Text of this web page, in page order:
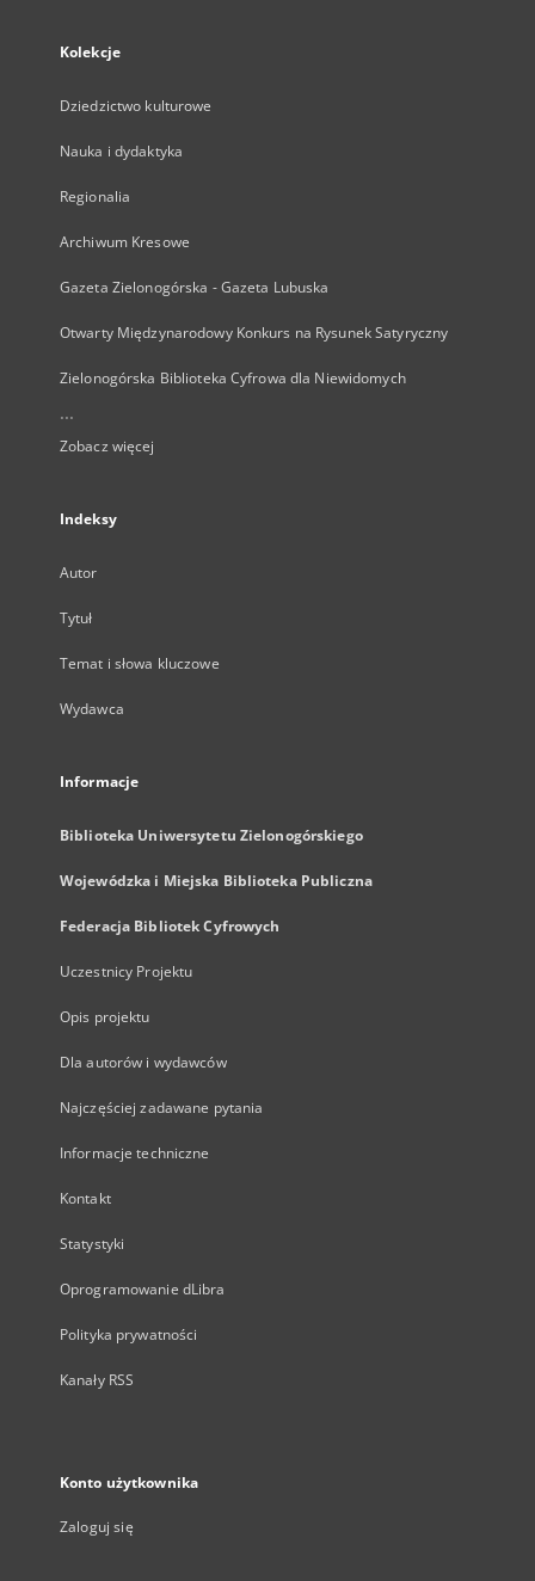
Kolekcje
Dziedzictwo kulturowe
Nauka i dydaktyka
Regionalia
Archiwum Kresowe
Gazeta Zielonogórska - Gazeta Lubuska
Otwarty Międzynarodowy Konkurs na Rysunek Satyryczny
Zielonogórska Biblioteka Cyfrowa dla Niewidomych
...
Zobacz więcej
Indeksy
Autor
Tytuł
Temat i słowa kluczowe
Wydawca
Informacje
Biblioteka Uniwersytetu Zielonogórskiego
Wojewódzka i Miejska Biblioteka Publiczna
Federacja Bibliotek Cyfrowych
Uczestnicy Projektu
Opis projektu
Dla autorów i wydawców
Najczęściej zadawane pytania
Informacje techniczne
Kontakt
Statystyki
Oprogramowanie dLibra
Polityka prywatności
Kanały RSS
Konto użytkownika
Zaloguj się